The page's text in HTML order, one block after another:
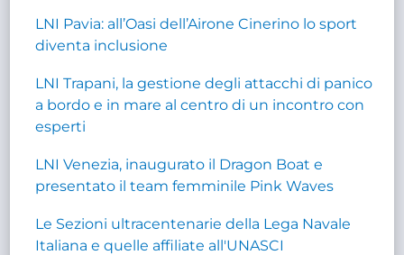
LNI Pavia: all’Oasi dell’Airone Cinerino lo sport
diventa inclusione
LNI Trapani, la gestione degli attacchi di panico
a bordo e in mare al centro di un incontro con
esperti
LNI Venezia, inaugurato il Dragon Boat e
presentato il team femminile Pink Waves
Le Sezioni ultracentenarie della Lega Navale
Italiana e quelle affiliate all'UNASCI